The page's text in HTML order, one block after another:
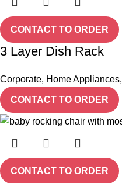
CONTACT TO ORDER
3 Layer Dish Rack
Corporate, Home Appliances,
CONTACT TO ORDER
CONTACT TO ORDER